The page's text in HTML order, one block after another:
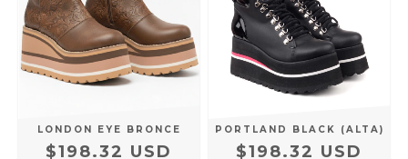
LONDON EYE BRONCE
$198.32 USD
PORTLAND BLACK (ALTA)
$198.32 USD